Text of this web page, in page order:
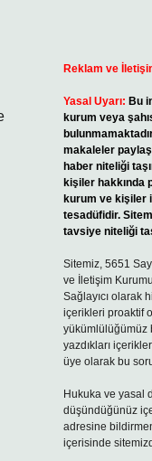
Reklam ve
Yasal Uyarı: Bu
kurum veya
makaleler
haber niteliği
kişiler hakkında
kurum ve kişiler
tesadüfidir.
tavsiye niteliği
Sitemiz, 5651
ve İletişim
Sağlayıcı olarak
içerikleri proaktif
yükümlülüğümüz
yazdıkları
üye olarak bu
Hukuka ve yasal
düşündüğünüz
adresine
içerisinde